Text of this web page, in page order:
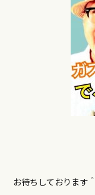
お待ちしております